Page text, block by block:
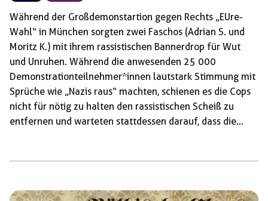
Während der Großdemonstartion gegen Rechts „EUre-
Wahl“ in München sorgten zwei Faschos (Adrian S. und
Moritz K.) mit ihrem rassistischen Bannerdrop für Wut
und Unruhen. Während die anwesenden 25 000
Demonstrationteilnehmer*innen lautstark Stimmung mit
Sprüche wie „Nazis raus“ machten, schienen es die Cops
nicht für nötig zu halten den rassistischen Scheiß zu
entfernen und warteten stattdessen darauf, dass die
zum Ort des Geschehens. Die Cops reagierten aggressiv,